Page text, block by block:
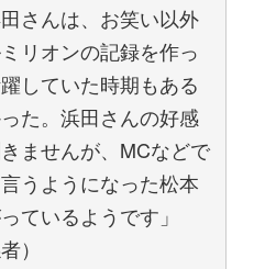
さんは、お笑い以外
リオンの記録を作っ
していた時期もある
た。浜田さんの好感
ませんが、MCなどで
うようになった松本
ているようです」
）